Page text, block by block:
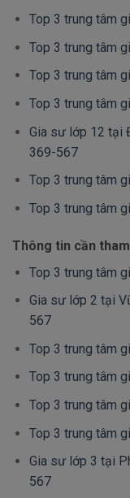
Top 3 trung tâm
Top 3 trung tâm
Top 3 trung tâm
Top 3 trung tâm
Gia sư lớp 12 tại
369-567
Top 3 trung tâm
Top 3 trung tâm
Thông tin cần
Top 3 trung tâm
Gia sư lớp 2 tại
567
Top 3 trung tâm
Top 3 trung tâm
Top 3 trung tâm
Top 3 trung tâm
Gia sư lớp 3 tại
567